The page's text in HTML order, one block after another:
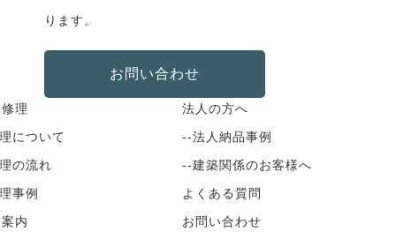
ります。
お問い合わせ
理
について
の流れ
事例
内
法人の方へ
--法人納品事例
--建築関係のお客様へ
よくある質問
お問い合わせ